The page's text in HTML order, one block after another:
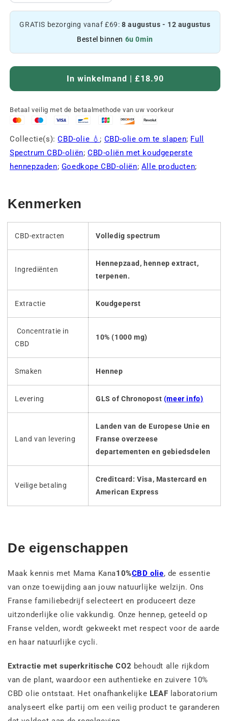
GRATIS bezorging vanaf £69:8 augustus - 12 augustus
Bestel binnen 6u 0min
In winkelmand | £18.90
Betaal veilig met de betaalmethode van uw voorkeur
Collectie(s):CBD-olie 💧 ; CBD-olie om te slapen; Full
Spectrum CBD-oliën;CBD-oliën met koudgeperste
hennepzaden; Goedkope CBD-oliën; Alle producten;
Kenmerken
CBD-extracten Volledig spectrum
Ingrediënten
Hennepzaad, hennep extract,
terpenen.
Extractie Koudgeperst
Concentratie in
CBD
10% (1000 mg)
Smaken Hennep
Levering GLS of Chronopost (meer info)
Land van levering
Landen van de Europese Unie en
Franse overzeese
departementen en gebiedsdelen
Veilige betaling
Creditcard: Visa, Mastercard en
American Express
De eigenschappen
Maak kennis met Mama Kana10%CBD olie, de essentie
van onze toewijding aan jouw natuurlijke welzijn. Ons
Franse familiebedrijf selecteert en produceert deze
uitzonderlijke olie vakkundig. Onze hennep, geteeld op
Franse velden, wordt gekweekt met respect voor de aarde
en haar natuurlijke cycli.
Extractie met superkritische CO2 behoudt alle rijkdom
van de plant, waardoor een authentieke en zuivere 10%
CBD olie ontstaat. Het onafhankelijke LEAF laboratorium
analyseert elke partij om een veilig product te garanderen